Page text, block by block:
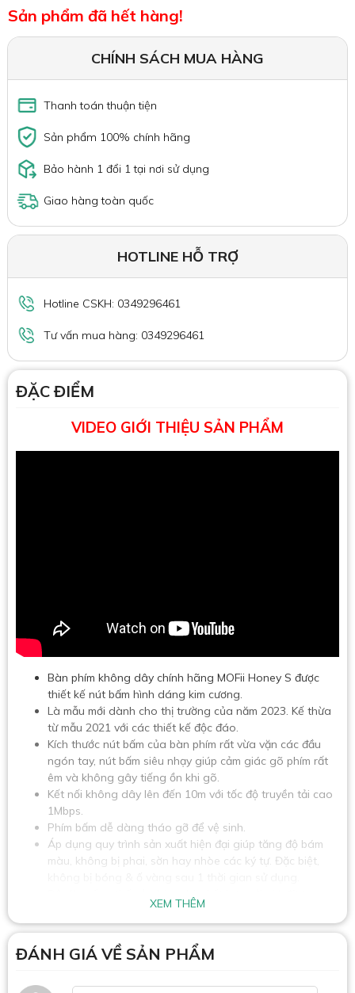
Sản phẩm đã hết hàng!
CHÍNH SÁCH MUA HÀNG
Thanh toán thuận tiện
Sản phẩm 100% chính hãng
Bảo hành 1 đổi 1 tại nơi sử dụng
Giao hàng toàn quốc
HOTLINE HỖ TRỢ
Hotline CSKH: 0349296461
Tư vấn mua hàng: 0349296461
ĐẶC ĐIỂM
VIDEO GIỚI THIỆU SẢN PHẨM
Bàn phím không dây chính hãng MOFii Honey S được
thiết kế nút bấm hình dáng kim cương.
Là mẫu mới dành cho thị trường của năm 2023. Kế thừa
từ mẫu 2021 với các thiết kế độc đáo.
Kích thước nút bấm của bàn phím rất vừa vặn các đầu
ngón tay, nút bấm siêu nhạy giúp cảm giác gõ phím rất
êm và không gây tiếng ồn khi gõ.
Kết nối không dây lên đến 10m với tốc độ truyền tải cao
1Mbps.
Phím bấm dễ dàng tháo gỡ để vệ sinh.
Áp dụng quy trình sản xuất hiện đại giúp tăng độ bám
màu, không bị phai, sờn hay nhòe các ký tự. Đặc biệt,
Độ dày tổng thế của bàn phím kết hợp với giá đỡ tạo
thành góc nghiêng theo tỷ lệ vàng. Giúp cổ tay không bị
mỏi sau thời gian sử dụng lâu.
XEM THÊM
ĐÁNH GIÁ VỀ SẢN PHẨM